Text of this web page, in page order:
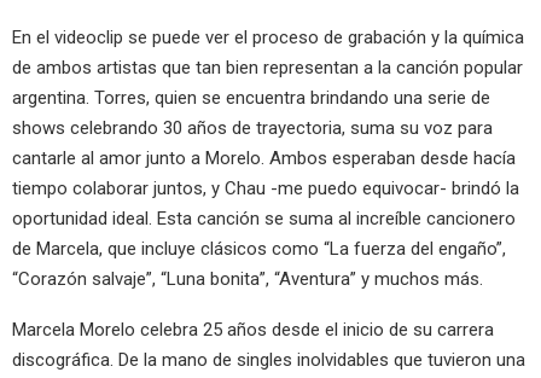
En el videoclip se puede ver el proceso de grabación y la química
de ambos artistas que tan bien representan a la canción popular
argentina. Torres, quien se encuentra brindando una serie de
shows celebrando 30 años de trayectoria, suma su voz para
cantarle al amor junto a Morelo. Ambos esperaban desde hacía
tiempo colaborar juntos, y Chau -me puedo equivocar- brindó la
oportunidad ideal. Esta canción se suma al increíble cancionero
de Marcela, que incluye clásicos como “La fuerza del engaño”,
“Corazón salvaje”, “Luna bonita”, “Aventura” y muchos más.
Marcela Morelo celebra 25 años desde el inicio de su carrera
discográfica. De la mano de singles inolvidables que tuvieron una